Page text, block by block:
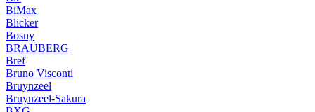
BiMax
Blicker
Bosny
BRAUBERG
Bref
Bruno Visconti
Bruynzeel
Bruynzeel-Sakura